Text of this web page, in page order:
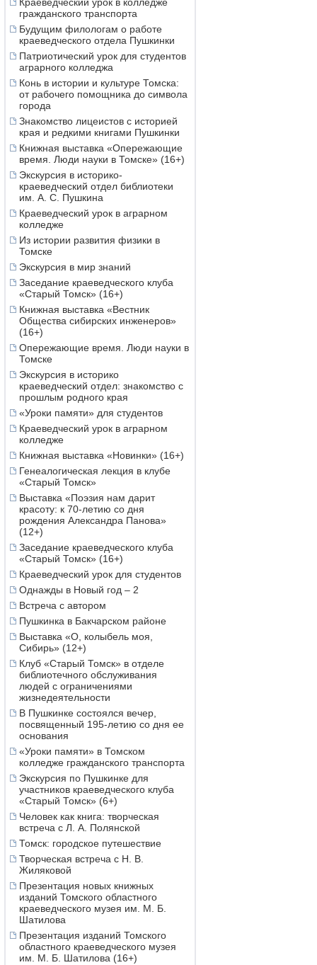
гражданского транспорта
Будущим филологам о работе
краеведческого отдела Пушкинки
Патриотический урок для студентов
аграрного колледжа
Конь в истории и культуре Томска:
от рабочего помощника до символа
города
Знакомство лицеистов с историей
края и редкими книгами Пушкинки
Книжная выставка «Опережающие
время. Люди науки в Томске» (16+)
Экскурсия в историко-
краеведческий отдел библиотеки
им. А. С. Пушкина
Краеведческий урок в аграрном
колледже
Из истории развития физики в
Томске
Экскурсия в мир знаний
Заседание краеведческого клуба
«Старый Томск» (16+)
Книжная выставка «Вестник
Общества сибирских инженеров»
(16+)
Опережающие время. Люди науки в
Томске
Экскурсия в историко
краеведческий отдел: знакомство с
прошлым родного края
«Уроки памяти» для студентов
Краеведческий урок в аграрном
колледже
Книжная выставка «Новинки» (16+)
Генеалогическая лекция в клубе
«Старый Томск»
Выставка «Поэзия нам дарит
красоту: к 70-летию со дня
рождения Александра Панова»
(12+)
Заседание краеведческого клуба
«Старый Томск» (16+)
Краеведческий урок для студентов
Однажды в Новый год – 2
Встреча с автором
Пушкинка в Бакчарском районе
Выставка «О, колыбель моя,
Сибирь» (12+)
Клуб «Старый Томск» в отделе
библиотечного обслуживания
людей с ограничениями
жизнедеятельности
В Пушкинке состоялся вечер,
посвященный 195-летию со дня ее
основания
«Уроки памяти» в Томском
колледже гражданского транспорта
Экскурсия по Пушкинке для
участников краеведческого клуба
«Старый Томск» (6+)
Человек как книга: творческая
встреча с Л. А. Полянской
Томск: городское путешествие
Творческая встреча с Н. В.
Жиляковой
Презентация новых книжных
изданий Томского областного
краеведческого музея им. М. Б.
Шатилова
Презентация изданий Томского
областного краеведческого музея
им. М. Б. Шатилова (16+)